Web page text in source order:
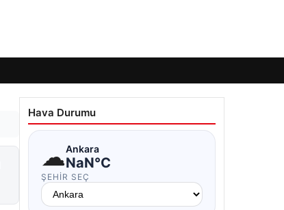
Hava Durumu
☁Ankara
NaN°C
ŞEHIR SEÇ